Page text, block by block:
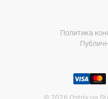
Политика